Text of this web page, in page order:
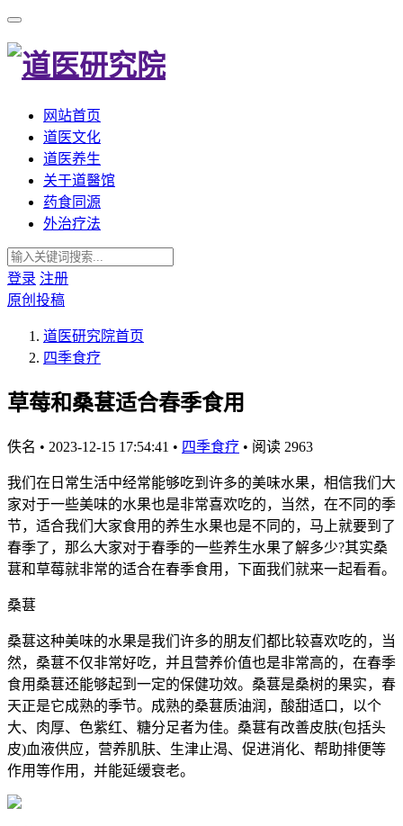
网站首页
道医文化
道医养生
关于道醫馆
药食同源
外治疗法
登录 注册
原创投稿
道医研究院首页
四季食疗
草莓和桑葚适合春季食用
佚名 • 2023-12-15 17:54:41 • 四季食疗 • 阅读 2963
我们在日常生活中经常能够吃到许多的美味水果，相信我们大
家对于一些美味的水果也是非常喜欢吃的，当然，在不同的季
节，适合我们大家食用的养生水果也是不同的，马上就要到了
春季了，那么大家对于春季的一些养生水果了解多少?其实桑
葚和草莓就非常的适合在春季食用，下面我们就来一起看看。
桑葚
桑葚这种美味的水果是我们许多的朋友们都比较喜欢吃的，当
然，桑葚不仅非常好吃，并且营养价值也是非常高的，在春季
食用桑葚还能够起到一定的保健功效。桑葚是桑树的果实，春
天正是它成熟的季节。成熟的桑葚质油润，酸甜适口，以个
大、肉厚、色紫红、糖分足者为佳。桑葚有改善皮肤(包括头
皮)血液供应，营养肌肤、生津止渴、促进消化、帮助排便等
作用等作用，并能延缓衰老。